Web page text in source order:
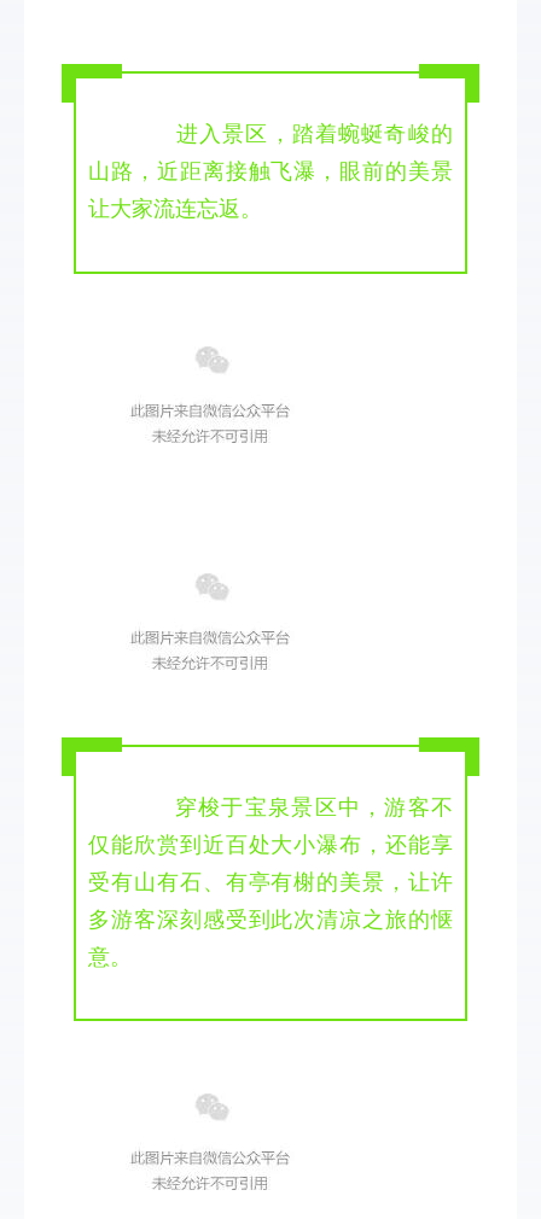
进入景区，踏着蜿蜒奇峻的
山路，近距离接触飞瀑，眼前的美景
让大家流连忘返。
穿梭于宝泉景区中，游客不
仅能欣赏到近百处大小瀑布，还能享
受有山有石、有亭有榭的美景，让许
多游客深刻感受到此次清凉之旅的惬
意。